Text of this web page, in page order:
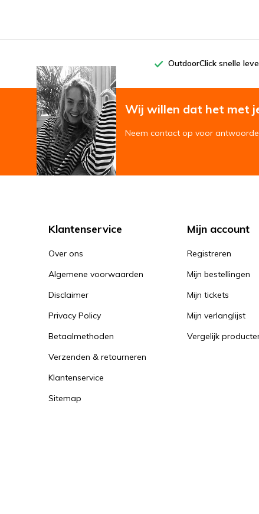
OutdoorClick snelle
Wij willen dat het met
Neem contact op voor
Klantenservice
Over ons
Algemene voorwaarden
Disclaimer
Privacy Policy
Betaalmethoden
Verzenden & retourneren
Klantenservice
Sitemap
Mijn account
Registreren
Mijn bestellingen
Mijn tickets
Mijn verlanglijst
Vergelijk